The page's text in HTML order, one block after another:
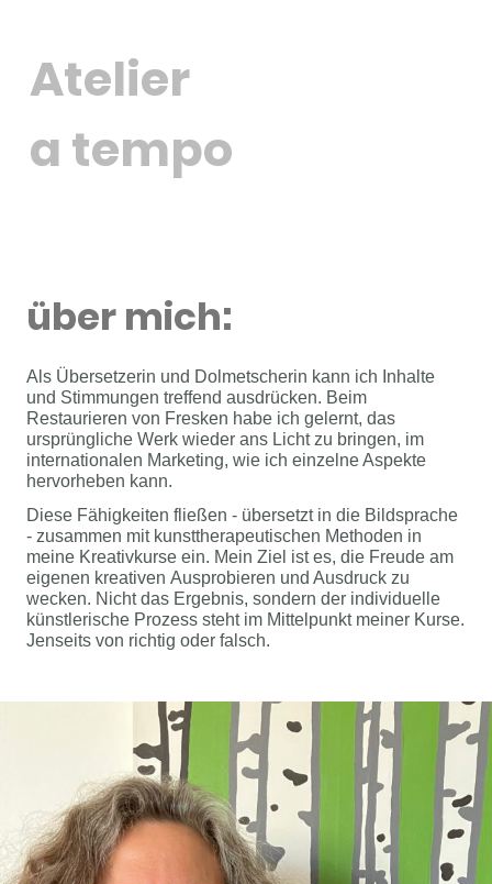
Atelier
a tempo
über mich:
Als Übersetzerin und Dolmetscherin kann ich Inhalte
und Stimmungen treffend ausdrücken. Beim
Restaurieren von Fresken habe ich gelernt, das
ursprüngliche Werk wieder ans Licht zu bringen, im
internationalen Marketing, wie ich einzelne Aspekte
hervorheben kann.
Diese Fähigkeiten fließen - übersetzt in die Bildsprache
- zusammen mit kunsttherapeutischen Methoden in
meine Kreativkurse ein. Mein Ziel ist es, die Freude am
eigenen kreativen Ausprobieren und Ausdruck zu
wecken. Nicht das Ergebnis, sondern der individuelle
künstlerische Prozess steht im Mittelpunkt meiner Kurse.
Jenseits von richtig oder falsch.